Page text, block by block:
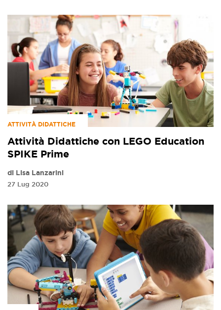
ATTIVITÀ DIDATTICHE
Attività Didattiche con LEGO Education
SPIKE Prime
di Lisa Lanzarini
27 Lug 2020